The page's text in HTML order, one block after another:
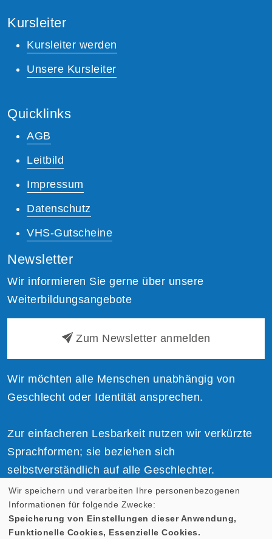
Kursleiter
Kursleiter werden
Unsere Kursleiter
Quicklinks
AGB
Leitbild
Impressum
Datenschutz
VHS-Gutscheine
Newsletter
Wir informieren Sie gerne über unsere
Weiterbildungsangebote
Zum Newsletter anmelden
Wir möchten alle Menschen unabhängig von
Geschlecht oder Identität ansprechen.
Zur einfacheren Lesbarkeit nutzen wir verkürzte
Sprachformen; sie beziehen sich
selbstverständlich auf alle Geschlechter.
Cookie Einstellungen
Wir speichern und verarbeiten Ihre personenbezogenen
Informationen für folgende Zwecke:
Speicherung von Einstellungen dieser Anwendung,
Funktionelle Cookies, Essenzielle Cookies.